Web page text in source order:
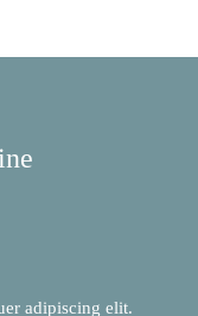
adipiscing elit.